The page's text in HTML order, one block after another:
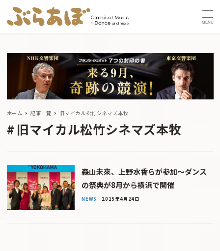
MENU
ホーム 記事一覧 旧マイカル松竹シネマズ本牧
旧マイカル松竹シネマズ本牧
森山未來、上野水香らが参加〜ダンス
の祭典が8月から横浜で開催
NEWS 2015年4月24日